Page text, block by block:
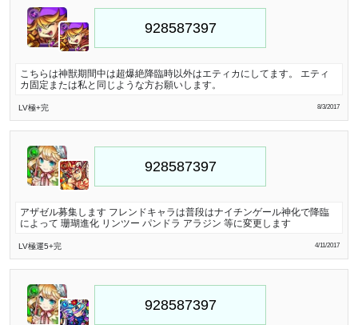
こちらは神獣期間中は超爆絶降臨時以外はエティカにしてます。 エティ
カ固定または私と同じような方お願いします。
LV極+完 8/3/2017
アザゼル募集します フレンドキャラは普段はナイチンゲール神化で降臨
によって 珊瑚進化 リンツー パンドラ アラジン 等に変更します
LV極運5+完 4/11/2017